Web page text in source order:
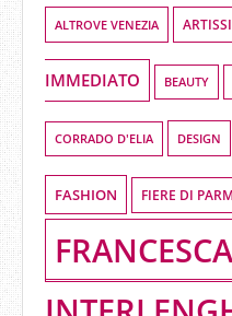
ALTROVE VENEZIA
IMMEDIATO BEAUTY
CORRADO D'ELIA DESIGN
FASHION FIERE DI
FRANCESCA